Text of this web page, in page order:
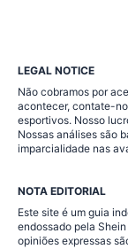
LEGAL NOTICE
Não cobramos por
acontecer, contate-
esportivos. Nosso
Nossas análises são
imparcialidade nas
NOTA EDITORIAL
Este site é um guia
endossado pela
opiniões expressas